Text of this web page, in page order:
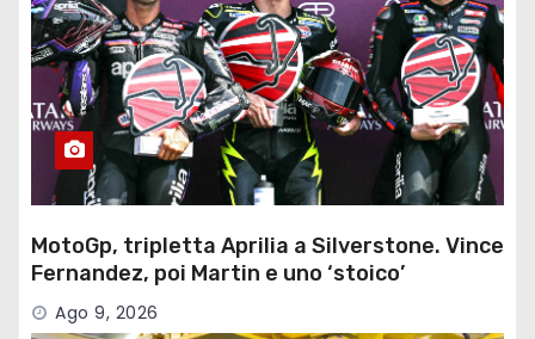
MotoGp, tripletta Aprilia a Silverstone. Vince
Fernandez, poi Martin e uno ‘stoico’
Bezzecchi
Ago 9, 2026